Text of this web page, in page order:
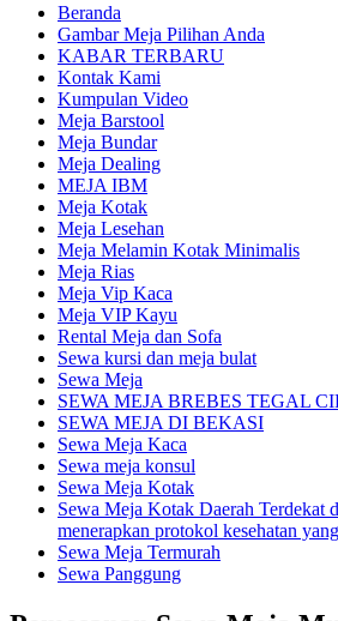
Beranda
Gambar Meja Pilihan Anda
KABAR TERBARU
Kontak Kami
Kumpulan Video
Meja Barstool
Meja Bundar
Meja Dealing
MEJA IBM
Meja Kotak
Meja Lesehan
Meja Melamin Kotak Minimalis
Meja Rias
Meja Vip Kaca
Meja VIP Kayu
Rental Meja dan Sofa
Sewa kursi dan meja bulat
Sewa Meja
SEWA MEJA BREBES TEGAL
SEWA MEJA DI BEKASI
Sewa Meja Kaca
Sewa meja konsul
Sewa Meja Kotak
Sewa Meja Kotak Daerah Terdekat
menerapkan protokol kesehatan
Sewa Meja Termurah
Sewa Panggung